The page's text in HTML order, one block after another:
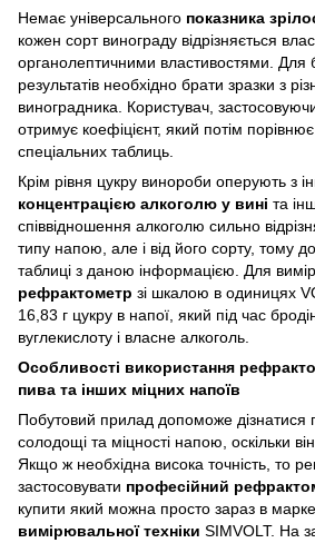
Немає універсального показника
кожен сорт винограду відрізняється
органолептичними властивостями. Для
результатів необхідно брати зразки з
виноградника. Користувач,
отримує коефіцієнт, який потім
спеціальних таблиць.
Крім рівня цукру винороби оперують з
концентрацією алкоголю у вині та
співвідношення алкоголю сильно
типу напою, але і від його сорту, тому
таблиці з даною інформацією. Для
рефрактометр зі шкалою в одиницях
16,83 г цукру в напої, який під час
вуглекислоту і власне алкоголь.
Особливості використання
пива та інших міцних напоїв
Побутовий прилад допоможе дізнатися
солодощі та міцності напою, оскільки
Якщо ж необхідна висока точність, то
застосовувати професійний
купити який можна просто зараз в
вимірювальної техніки SIMVOLT. На